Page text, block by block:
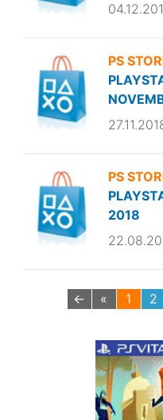
PS
PS
2018
← « 1 2